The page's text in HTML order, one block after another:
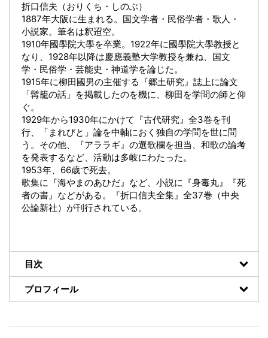
折口信夫（おりくち・しのぶ）
1887年大阪に生まれる。国文学者・民俗学者・歌人・
小説家。筆名は釈迢空。
1910年國學院大學を卒業。1922年に國學院大學教授と
なり、1928年以降は慶應義塾大学教授を兼ね、国文
学・民俗学・芸能史・神道学を論じた。
1915年に柳田國男の主催する『郷土研究』誌上に論文
「髯籠の話」を掲載したのを機に、柳田を学問の師と仰
ぐ。
1929年から1930年にかけて『古代研究』全3巻を刊
行、「まれびと」論を中軸におく独自の学問を世に問
う。その他、『アララギ』の選歌欄を担当、和歌の論考
を発表するなど、活動は多岐にわたった。
1953年、66歳で死去。
歌集に『海やまのあひだ』など、小説に『身毒丸』『死
者の書』などがある。『折口信夫全集』全37巻（中央
公論新社）が刊行されている。
目次
プロフィール